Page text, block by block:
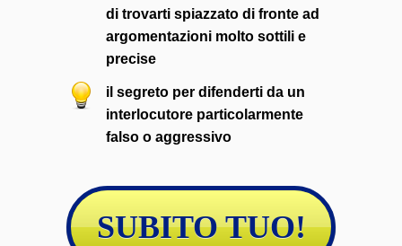
di trovarti spiazzato di fronte ad
argomentazioni molto sottili e
precise
il segreto per difenderti da un
interlocutore particolarmente
falso o aggressivo
SUBITO TUO!